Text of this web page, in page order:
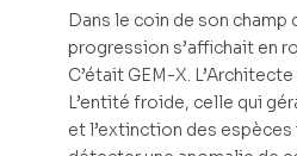
Dans le coin de son champ
progression s’affichait en
C’était GEM-X.
L’entité froide, celle qui
et l’extinction des